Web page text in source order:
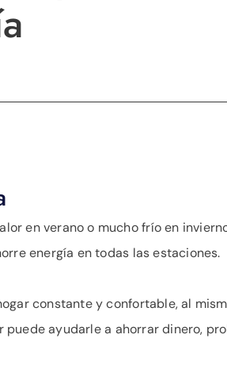
en verano o mucho frío en
energía en todas las estaciones.
constante y confortable, al
ayudarle a ahorrar dinero,